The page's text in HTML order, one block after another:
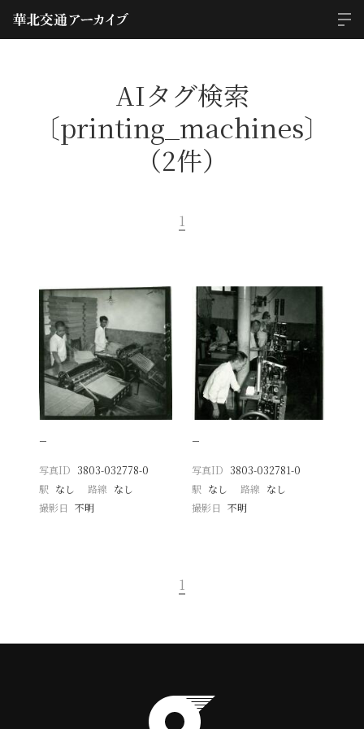
AIタグ検索
〔printing_machines〕
（2件）
1
−
写真ID 3803-032778-0
駅 なし 路線 なし
撮影日
不明
−
写真ID 3803-032781-0
駅 なし 路線 なし
撮影日 不明
1